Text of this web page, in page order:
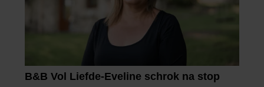
partners kunnen deze gegevens combineren met andere
informatie die u aan ze heeft verstrekt of die ze hebben
verzameld op basis van uw gebruik van hun services. U
gaat akkoord met onze cookies als u onze website blijft
gebruiken.